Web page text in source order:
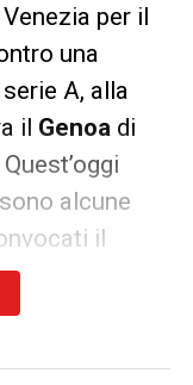
per il
una
A, alla
il Genoa di
alcune
il
quale sta
della sfida